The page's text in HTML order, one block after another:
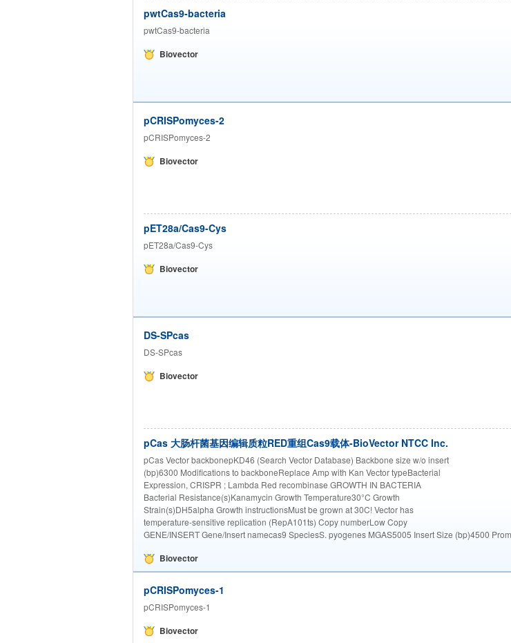
pwtCas9-bacteria
pwtCas9-bacteria
Biovector
pCRISPomyces-2
pCRISPomyces-2
Biovector
pET28a/Cas9-Cys
pET28a/Cas9-Cys
Biovector
DS-SPcas
DS-SPcas
Biovector
pCas 大肠杆菌基因编辑质粒RED重组Cas9载体-BioVector NTCC Inc.
pCas Vector backbonepKD46 (Search Vector Database) Backbone size w/o insert
(bp)6300 Modifications to backboneReplace Amp with Kan Vector typeBacterial
Expression, CRISPR ; Lambda Red recombinase GROWTH IN BACTERIA
Bacterial Resistance(s)Kanamycin Growth Temperature30°C Growth
Strain(s)DH5alpha Growth instructionsMust be grown at 30C! Vector has
temperature-sensitive replication (RepA101ts) Copy numberLow Copy
GENE/INSERT Gene/Insert namecas9 SpeciesS. pyogenes MGAS5005 Insert Size (bp)4500
Biovector
pCRISPomyces-1
pCRISPomyces-1
Biovector